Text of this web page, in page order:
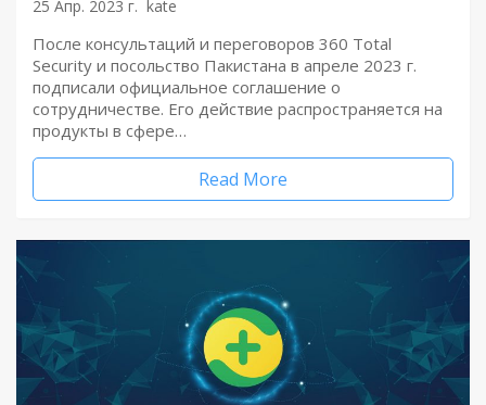
25 Апр. 2023 г. kate
После консультаций и переговоров 360 Total
Security и посольство Пакистана в апреле 2023 г.
подписали официальное соглашение о
сотрудничестве. Его действие распространяется на
продукты в сфере…
Read More